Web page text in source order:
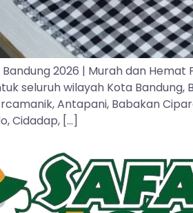
2026 | Murah dan
seluruh wilayah Kota Bandung,
Antapani, Babakan
Cidadap, […]